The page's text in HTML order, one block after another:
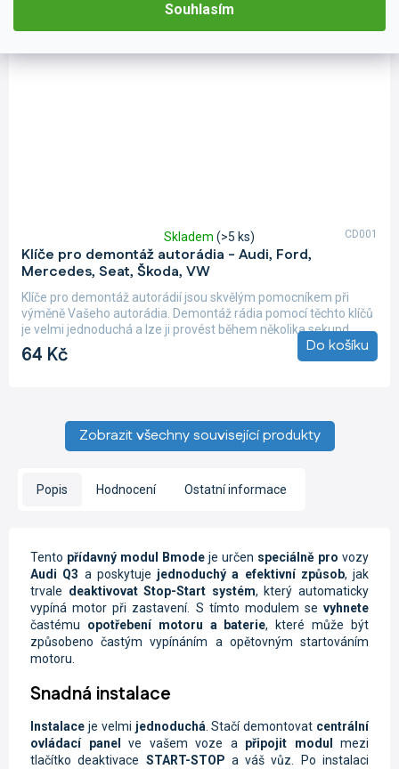
Souhlasím
Klíče pro demontáž autorádia - Audi, Ford,
Mercedes, Seat, Škoda, VW
hodnocení
produktu
je
4,8
z
5
hvězdiček.
Skladem (>5 ks)
64 Kč Do košíku
Klíče pro demontáž autorádií jsou skvělým pomocníkem při
výměně Vašeho autorádia. Demontáž rádia pomocí těchto klíčů
je velmi jednoduchá a lze ji provést během několika sekund....
CD001
Zobrazit všechny související produkty
Popis Hodnocení Ostatní informace
Tento přídavný modul Bmode je určen speciálně pro vozy
Audi Q3 a poskytuje jednoduchý a efektivní způsob, jak
trvale deaktivovat Stop-Start systém, který automaticky
vypíná motor při zastavení. S tímto modulem se vyhnete
častému opotřebení motoru a baterie, které může být
způsobeno častým vypínáním a opětovným startováním
motoru.
Snadná instalace
Instalace je velmi jednoduchá. Stačí demontovat centrální
ovládací panel
ve vašem voze a připojit modul
mezi
tlačítko deaktivace START-STOP a váš vůz. Po instalaci